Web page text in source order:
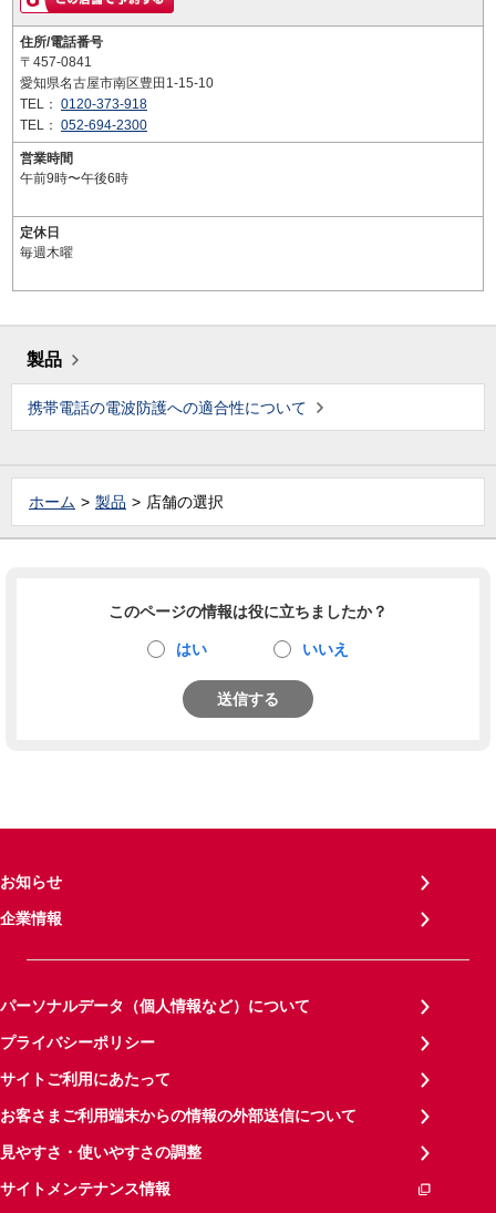
住所/電話番号
〒457-0841
愛知県名古屋市南区豊田1-15-10
TEL： 0120-373-918
TEL： 052-694-2300
営業時間
午前9時〜午後6時
定休日
毎週木曜
製品
携帯電話の電波防護への適合性について
ホーム 製品 店舗の選択
このページの情報は役に立ちましたか？
はい いいえ
送信する
お知らせ
企業情報
パーソナルデータ（個人情報など）について
プライバシーポリシー
サイトご利用にあたって
お客さまご利用端末からの情報の外部送信について
見やすさ・使いやすさの調整
サイトメンテナンス情報